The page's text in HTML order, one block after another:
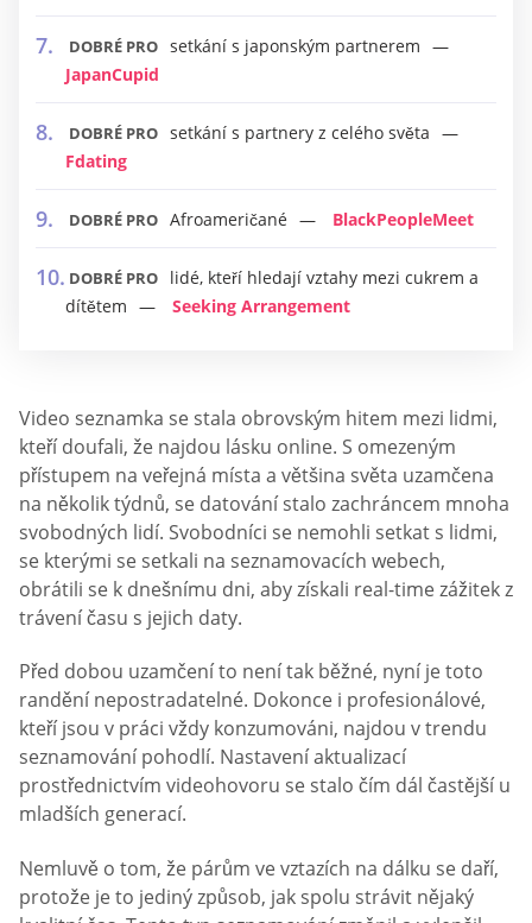
DOBRÉ PRO setkání s japonským partnerem
JapanCupid
DOBRÉ PRO setkání s partnery z celého světa
Fdating
DOBRÉ PRO Afroameričané BlackPeopleMeet
DOBRÉ PRO
lidé, kteří hledají vztahy mezi cukrem a
dítětem
Seeking Arrangement
Video seznamka se stala obrovským hitem mezi lidmi,
kteří doufali, že najdou lásku online. S omezeným
přístupem na veřejná místa a většina světa uzamčena
na několik týdnů, se datování stalo zachráncem mnoha
svobodných lidí. Svobodníci se nemohli setkat s lidmi,
se kterými se setkali na seznamovacích webech,
obrátili se k dnešnímu dni, aby získali real-time zážitek z
trávení času s jejich daty.
Před dobou uzamčení to není tak běžné, nyní je toto
randění nepostradatelné. Dokonce i profesionálové,
kteří jsou v práci vždy konzumováni, najdou v trendu
seznamování pohodlí. Nastavení aktualizací
prostřednictvím videohovoru se stalo čím dál častější u
mladších generací.
Nemluvě o tom, že párům ve vztazích na dálku se daří,
protože je to jediný způsob, jak spolu strávit nějaký